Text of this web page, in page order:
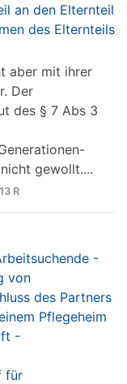
an den Elternteil
des Elternteils
aber mit ihrer
Der
des § 7 Abs 3
gewollt....
R
-
von
des Partners
Pflegeheim
-
für